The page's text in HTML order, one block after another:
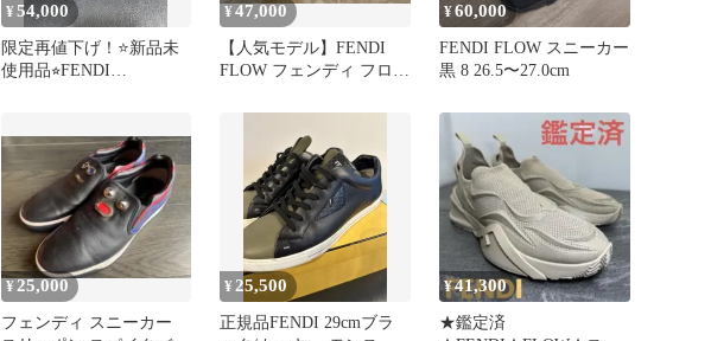
¥54,000
限定再値下げ！⭐️新品未
使用品⭐︎FENDI
¥47,000
【人気モデル】FENDI
FLOW フェンディ フロー
¥60,000
FENDI FLOW スニーカー
黒 8 26.5〜27.0cm
¥25,000
フェンディ スニーカー
¥25,500
正規品FENDI 29cmブラ
¥41,300
★鑑定済